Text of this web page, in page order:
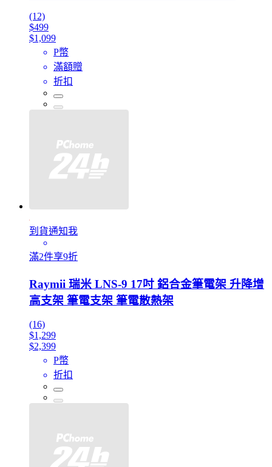
(12)
$499
$1,099
P幣
滿額贈
折扣
到貨通知我
滿2件享9折
Raymii 瑞米 LNS-9 17吋 鋁合金筆電架 升降增
高支架 筆電支架 筆電散熱架
(16)
$1,299
$2,399
P幣
折扣